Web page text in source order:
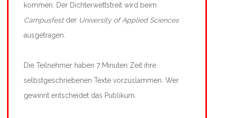
kommen. Der Dichterwettstreit wird beim
Campusfestder University of Applied Sciences
ausgetragen.
Die Teilnehmer haben 7 Minuten Zeit ihre
selbstgeschriebenen Texte vorzuslammen. Wer
gewinnt entscheidet das Publikum.